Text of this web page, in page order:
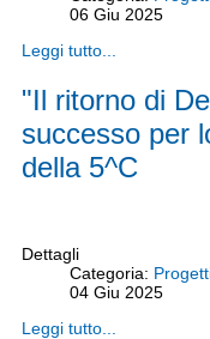
06 Giu 2025
Leggi tutto...
"Il ritorno di
successo per
della 5^C
Dettagli
Categoria:
04 Giu 2025
Leggi tutto...